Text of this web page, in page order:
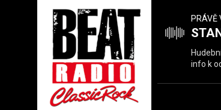
Právě
hrajeme
PRÁVĚ
info k